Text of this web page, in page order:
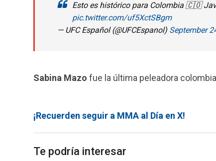
Esto es histórico para Colombia 🇨🇴
pic.twitter.com/uf5XctSBgm
— UFC Español (@UFCEspanol) September
Sabina Mazo fue la última peleadora
¡Recuerden seguir a MMA al Día en X!
Te podría interesar